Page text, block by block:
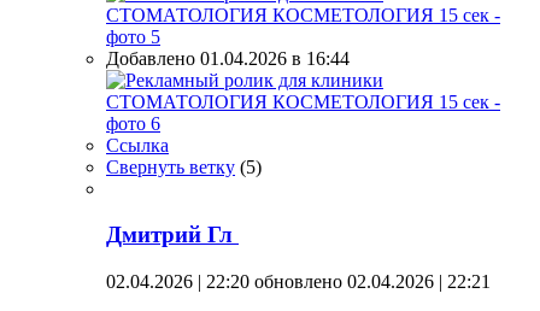
Добавлено 01.04.2026 в 16:44
Ссылка
Свернуть ветку (5)
Дмитрий Гл
02.04.2026 | 22:20 обновлено 02.04.2026 | 22:21